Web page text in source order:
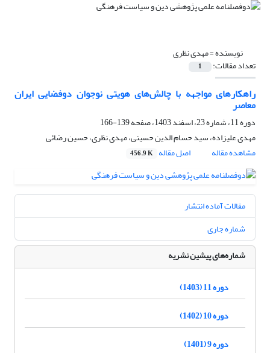
نویسنده =مهدی نظری
تعداد مقالات: 1
راهکارهای مواجهه با چالش‌های هویتی نوجوان دوفضایی ایران
معاصر
دوره 11، شماره 23، اسفند 1403، صفحه
139-166
مهدی علیزاده، سید حسام الدین حسینی، مهدی نظری، حسین رضائی
مشاهده مقاله
اصل مقاله 456.9 K
مقالات آماده انتشار
شماره جاری
شماره‌های پیشین نشریه
دوره 11 (1403)
دوره 10 (1402)
دوره 9 (1401)